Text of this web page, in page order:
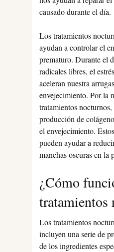
causado durante el día.
Los tratamientos
ayudan a controlar el
prematuro. Durante el
radicales libres, el
aceleran nuestra
envejecimiento. Por la
tratamientos
producción de
el envejecimiento.
pueden ayudar a
manchas oscuras en la
¿Cómo
tratamientos
Los tratamientos
incluyen una serie de
de los ingredientes